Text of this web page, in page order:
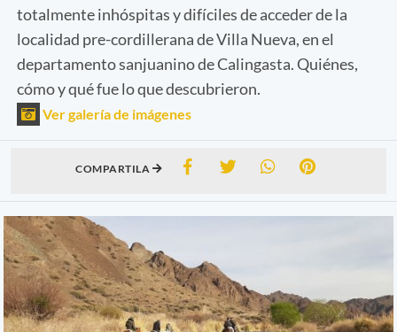
totalmente inhóspitas y difíciles de acceder de la
localidad pre-cordillerana de Villa Nueva, en el
departamento sanjuanino de Calingasta. Quiénes,
cómo y qué fue lo que descubrieron.
Ver galería de imágenes
COMPARTILA